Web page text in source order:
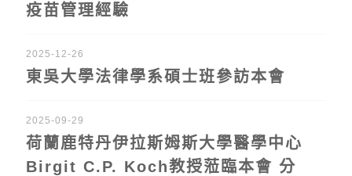
疫苗管理經驗
2025-12-26
東吳大學法律學系碩士班參訪本會
2025-09-29
荷蘭鹿特丹伊拉斯姆斯大學醫學中心
Birgit C.P. Koch教授蒞臨本會 分